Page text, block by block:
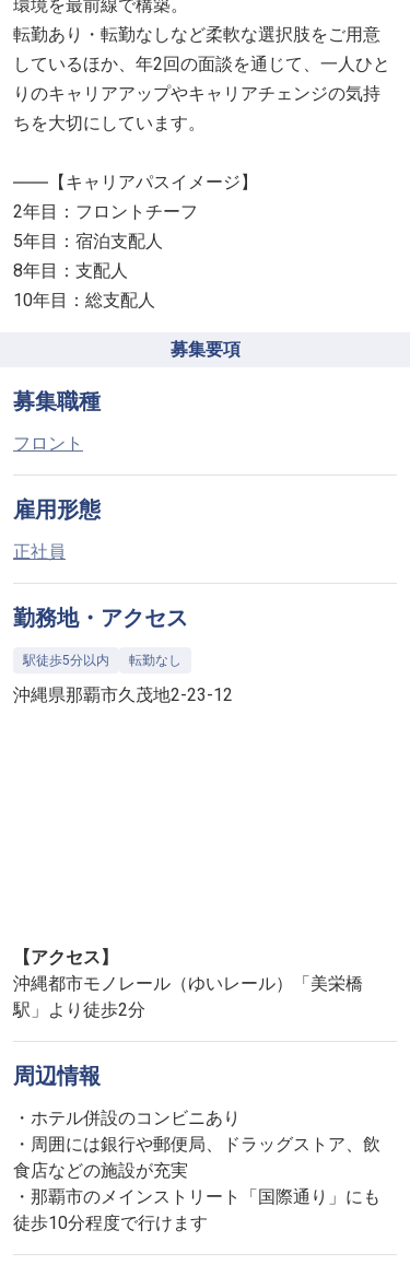
環境を最前線で構築。
転勤あり・転勤なしなど柔軟な選択肢をご用意
しているほか、年2回の面談を通じて、一人ひと
りのキャリアアップやキャリアチェンジの気持
ちを大切にしています。
――【キャリアパスイメージ】
2年目：フロントチーフ
5年目：宿泊支配人
8年目：支配人
10年目：総支配人
募集要項
募集職種
フロント
雇用形態
正社員
勤務地・アクセス
駅徒歩5分以内 転勤なし
沖縄県那覇市久茂地2-23-12
【アクセス】
沖縄都市モノレール（ゆいレール）「美栄橋
駅」より徒歩2分
周辺情報
・ホテル併設のコンビニあり
・周囲には銀行や郵便局、ドラッグストア、飲
食店などの施設が充実
・那覇市のメインストリート「国際通り」にも
徒歩10分程度で行けます